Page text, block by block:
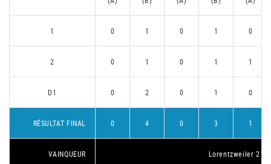
1 0 1 0 1 0
2 0 1 0 1 1
D1 0 2 0 1 0
RÉSULTAT FINAL 0 4 0 3 1
VAINQUEUR Lorentzweiler 2